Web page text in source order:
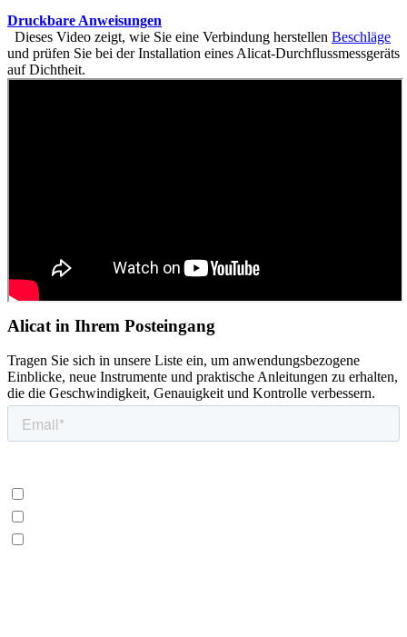
Druckbare Anweisungen
Dieses Video zeigt, wie Sie eine Verbindung herstellen Beschläge
und prüfen Sie bei der Installation eines Alicat-Durchflussmessgeräts
auf Dichtheit.
Alicat in Ihrem Posteingang
Tragen Sie sich in unsere Liste ein, um anwendungsbezogene
Einblicke, neue Instrumente und praktische Anleitungen zu erhalten,
die die Geschwindigkeit, Genauigkeit und Kontrolle verbessern.